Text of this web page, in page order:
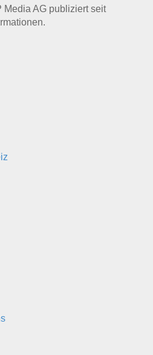
Media AG publiziert seit